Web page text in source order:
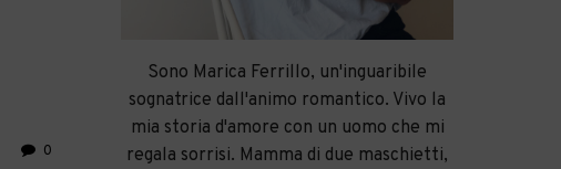
0
Sono Marica Ferrillo, un'inguaribile
sognatrice dall'animo romantico. Vivo la
mia storia d'amore con un uomo che mi
regala sorrisi. Mamma di due maschietti,